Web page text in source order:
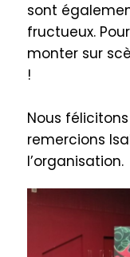
sont
fructueux.
monter sur
!
Nous
remercions
l’organisation.